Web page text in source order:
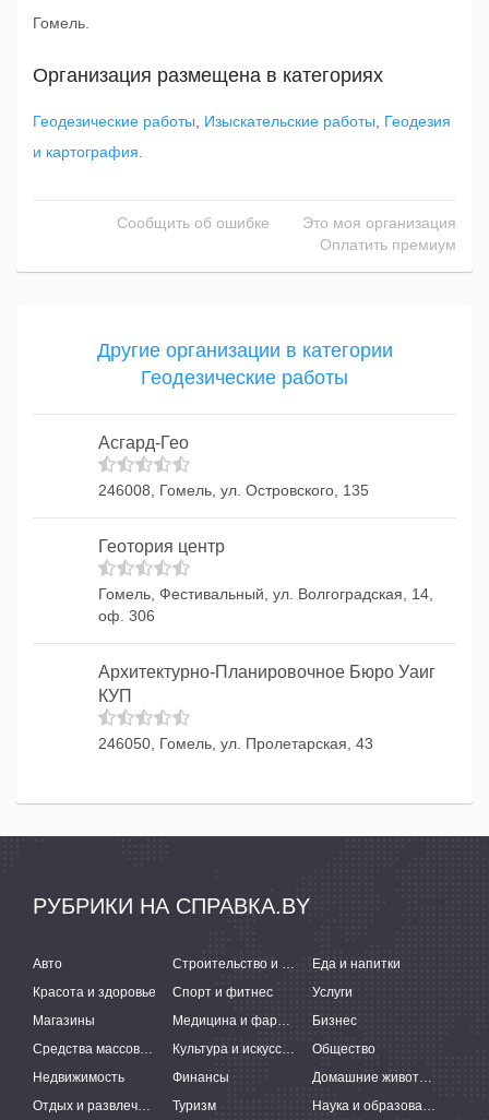
Гомель.
Организация размещена в категориях
Геодезические работы Изыскательские работы
Геодезия
и картография
Сообщить об ошибке
Это моя организация
Оплатить премиум
Другие организации в категории
Геодезические работы
Асгард-Гео
246008, Гомель, ул. Островского, 135
Геотория центр
Гомель, Фестивальный, ул. Волгоградская, 14,
оф. 306
Архитектурно-Планировочное Бюро Уаиг
КУП
246050, Гомель, ул. Пролетарская, 43
РУБРИКИ НА СПРАВКА.BY
Авто Строительство и ремонт
Еда и напитки
Красота и здоровье
Спорт и фитнес
Услуги
Магазины
Медицина и фармацевтика
Бизнес
Средства массовой информации
Культура и искусство
Общество
Недвижимость
Финансы
Домашние животные
Отдых и развлечения
Туризм Наука и образование